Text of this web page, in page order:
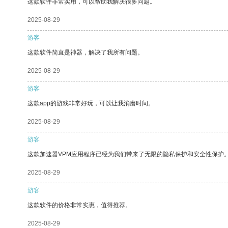
这款软件非常实用，可以帮助我解决很多问题。
2025-08-29
游客
这款软件简直是神器，解决了我所有问题。
2025-08-29
游客
这款app的游戏非常好玩，可以让我消磨时间。
2025-08-29
游客
这款加速器VPM应用程序已经为我们带来了无限的隐私保护和安全性保护
2025-08-29
游客
这款软件的价格非常实惠，值得推荐。
2025-08-29